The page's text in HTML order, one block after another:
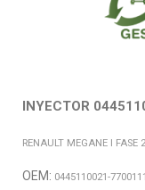
INYECTOR
RENAULT MEGANE I
OEM: 0445110021-